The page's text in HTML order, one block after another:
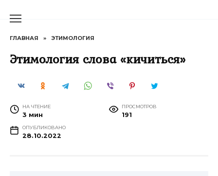
ГЛАВНАЯ » ЭТИМОЛОГИЯ
Этимология слова «кичиться»
НА ЧТЕНИЕ
3 мин
ПРОСМОТРОВ
191
ОПУБЛИКОВАНО
28.10.2022